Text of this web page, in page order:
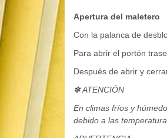
Apertura del maletero
Con la palanca de
Para abrir el portón
Después de abrir y
✽ ATENCIÓN
En climas fríos y
debido a las